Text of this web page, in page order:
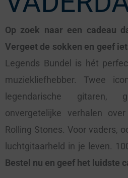
Op zoek naar een cadeau
Vergeet de sokken en geef
Legends Bundel is hét
muziekliefhebber. Twee
legendarische gitaren,
onvergetelijke verhalen
Rolling Stones. Voor vaders,
luchtgitaarheld in je leven.
Bestel nu en geef het luidste